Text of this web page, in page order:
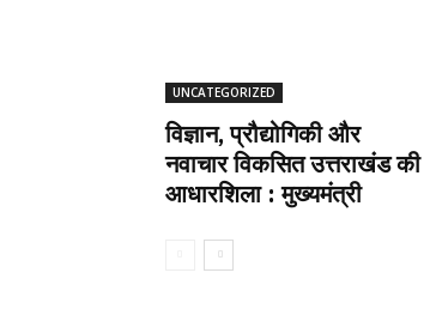
UNCATEGORIZED
विज्ञान, प्रौद्योगिकी और
नवाचार विकसित उत्तराखंड की
आधारशिला : मुख्यमंत्री